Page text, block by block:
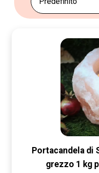
Portacandela di
grezzo 1 kg